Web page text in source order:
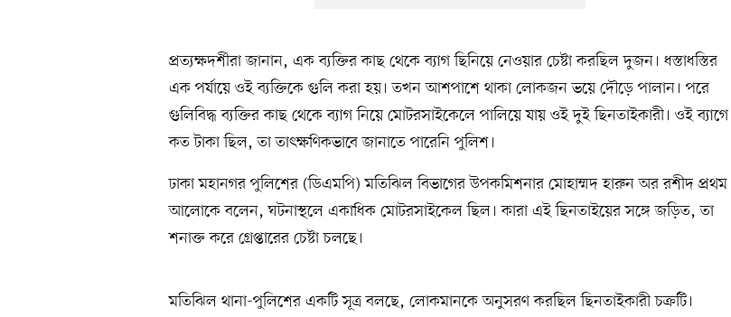
প্রত্যক্ষদর্শীরা জানান, এক ব্যক্তির কাছ থেকে ব্যাগ ছিনিয়ে নেওয়ার চেষ্টা করছিল দুজন। ধস্তাধস্তির
এক পর্যায়ে ওই ব্যক্তিকে গুলি করা হয়। তখন আশপাশে থাকা লোকজন ভয়ে দৌড়ে পালান। পরে
গুলিবিদ্ধ ব্যক্তির কাছ থেকে ব্যাগ নিয়ে মোটরসাইকেলে পালিয়ে যায় ওই দুই ছিনতাইকারী। ওই ব্যাগে
কত টাকা ছিল, তা তাৎক্ষণিকভাবে জানাতে পারেনি পুলিশ।
ঢাকা মহানগর পুলিশের (ডিএমপি) মতিঝিল বিভাগের উপকমিশনার মোহাম্মদ হারুন অর রশীদ প্রথম
আলোকে বলেন, ঘটনাস্থলে একাধিক মোটরসাইকেল ছিল। কারা এই ছিনতাইয়ের সঙ্গে জড়িত, তা
শনাক্ত করে গ্রেপ্তারের চেষ্টা চলছে।
মতিঝিল থানা-পুলিশের একটি সূত্র বলছে, লোকমানকে অনুসরণ করছিল ছিনতাইকারী চক্রটি।